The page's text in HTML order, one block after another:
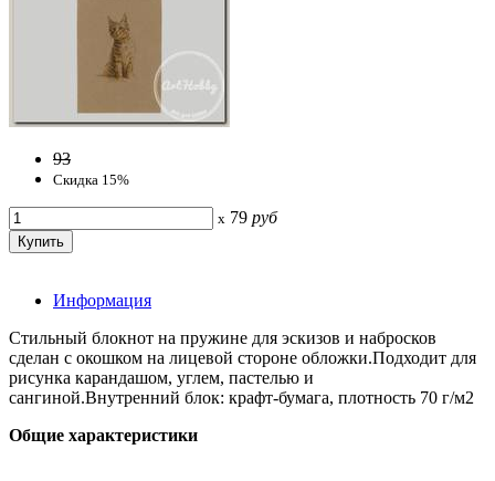
93
Скидка 15%
x 79 руб
Информация
Стильный блокнот на пружине для эскизов и набросков
сделан с окошком на лицевой стороне обложки.Подходит для
рисунка карандашом, углем, пастелью и
сангиной.Внутренний блок: крафт-бумага, плотность 70 г/м2
Общие характеристики